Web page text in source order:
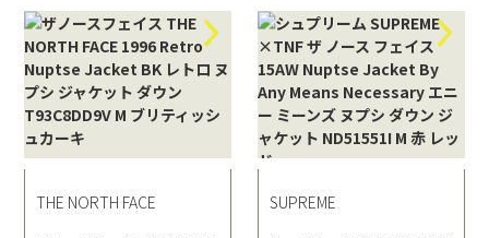
THE NORTH FACE SUPREME